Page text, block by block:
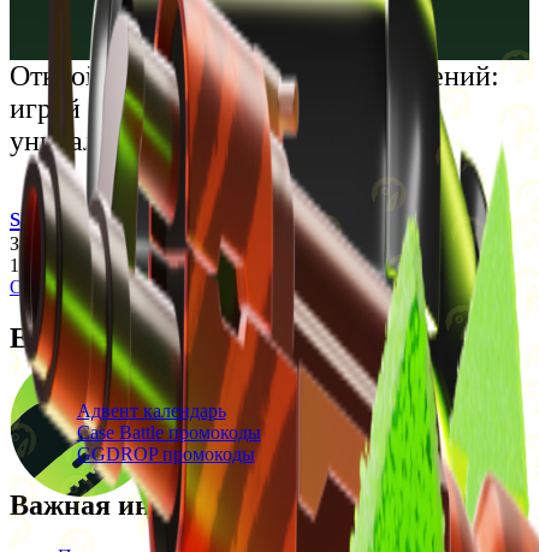
Українська
Открой мир премиальных развлечений:
играй честно и наслаждайся
уникальными впечатлениями
support@cs-wiki.org
Заходя на этот сайт, вы подтверждаете, что вам исполнилось
18 лет. Проблемы с азартными играми?
Обратится за помощью
Ежедневные бонусы
Свежие промокоды
Адвент календарь
Case Battle промокоды
GGDROP промокоды
Важная информация